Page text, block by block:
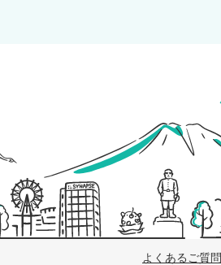
よくあるご質問